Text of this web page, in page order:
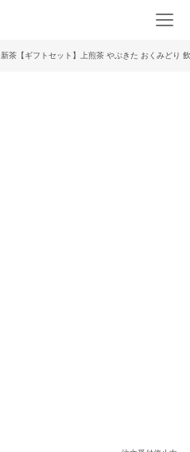
新茶【ギフトセット】上煎茶 やぶきた おくみどり